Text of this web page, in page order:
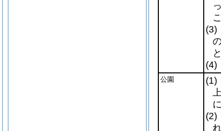
(3)
(4)
公園 (1)
(2)